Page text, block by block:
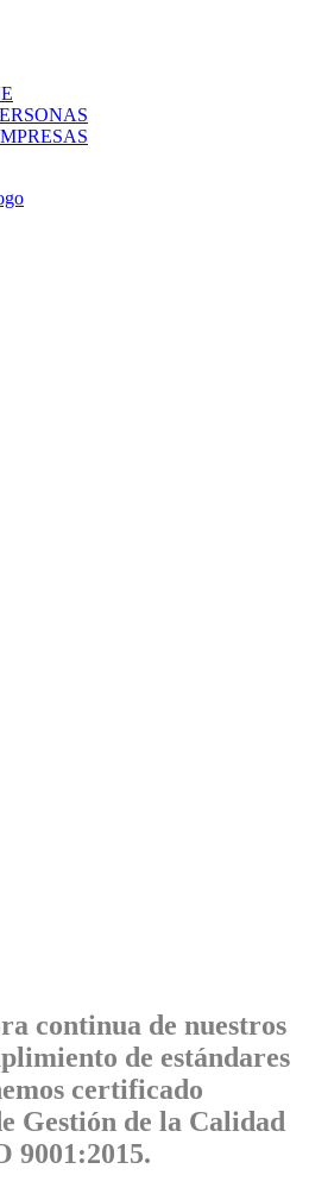
continua de nuestros
de estándares
certificado
Gestión de la Calidad
9001:2015.